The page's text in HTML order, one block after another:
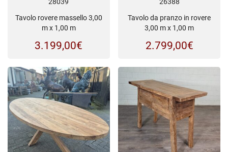
Tavolo rovere massello 3,00
m x 1,00 m
3.199,00€
Tavolo da pranzo in rovere
3,00 m x 1,00 m
2.799,00€